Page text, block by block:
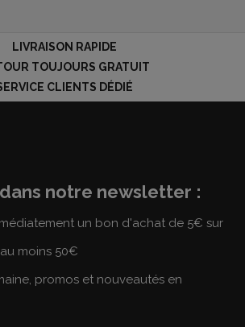
LIVRAISON RAPIDE
TOUJOURS GRATUIT
CLIENTS DÉDIÉ
notre newsletter :
un bon d'achat de 5€ sur
moins 50€
promos et nouveautés en